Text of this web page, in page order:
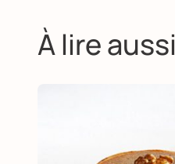
À lire aussi